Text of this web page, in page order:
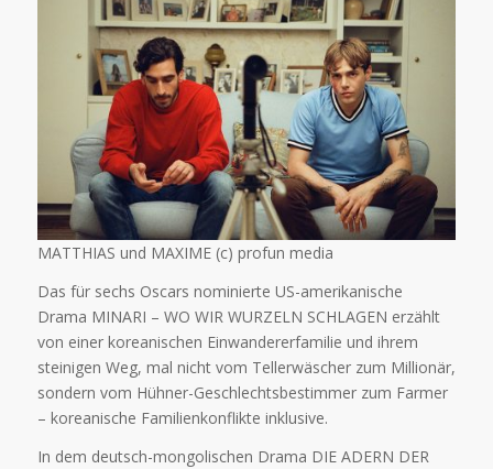
MATTHIAS und MAXIME (c) profun media
Das für sechs Oscars nominierte US-amerikanische
Drama MINARI – WO WIR WURZELN SCHLAGEN erzählt
von einer koreanischen Einwandererfamilie und ihrem
steinigen Weg, mal nicht vom Tellerwäscher zum Millionär,
sondern vom Hühner-Geschlechtsbestimmer zum Farmer
– koreanische Familienkonflikte inklusive.
In dem deutsch-mongolischen Drama DIE ADERN DER